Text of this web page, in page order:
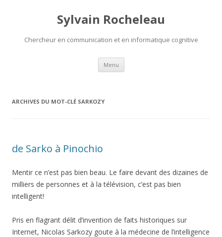
Sylvain Rocheleau
Chercheur en communication et en informatique cognitive
Menu Aller au contenu principal
ARCHIVES DU MOT-CLÉ SARKOZY
de Sarko à Pinochio
Mentir ce n’est pas bien beau. Le faire devant des dizaines de
milliers de personnes et à la télévision, c’est pas bien
intelligent!
Pris en flagrant délit d’invention de faits historiques sur
Internet, Nicolas Sarkozy goute à la médecine de l’intelligence